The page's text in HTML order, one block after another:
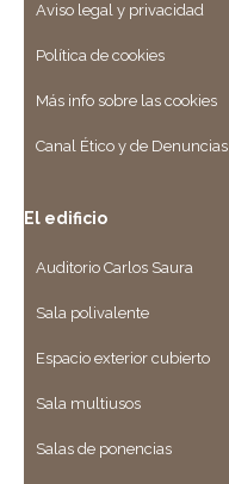
Aviso legal y privacidad
Política de cookies
Más info sobre las cookies
Canal Ético y de Denuncias
El edificio
Auditorio Carlos Saura
Sala polivalente
Espacio exterior cubierto
Sala multiusos
Salas de ponencias